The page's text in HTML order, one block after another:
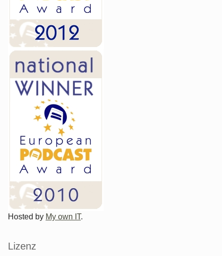
Hosted by My own IT.
Lizenz